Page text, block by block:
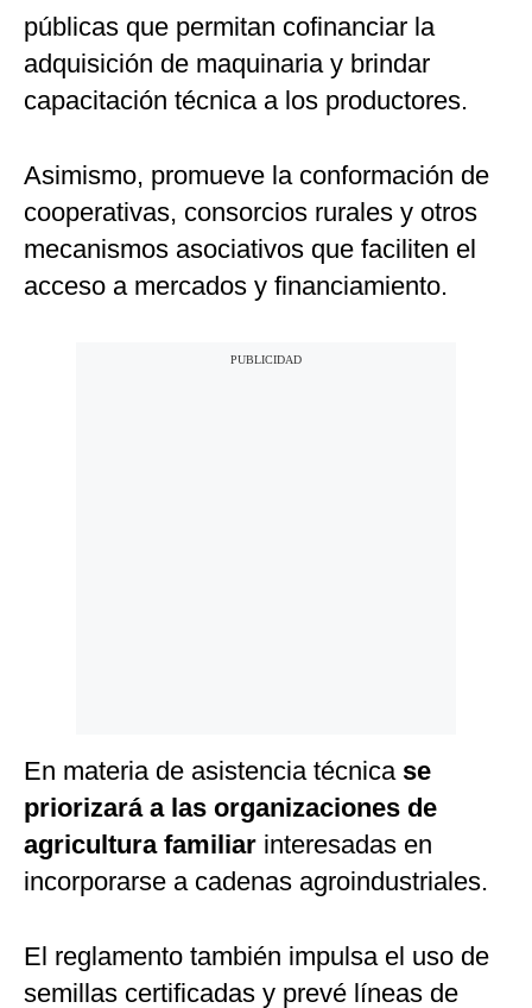
públicas que permitan cofinanciar la
adquisición de maquinaria y brindar
capacitación técnica a los productores.
Asimismo, promueve la conformación de
cooperativas, consorcios rurales y otros
mecanismos asociativos que faciliten el
acceso a mercados y financiamiento.
En materia de asistencia técnicase
priorizará a las organizaciones de
agricultura familiar interesadas en
incorporarse a cadenas agroindustriales.
El reglamento también impulsa el uso de
semillas certificadas y prevé líneas de